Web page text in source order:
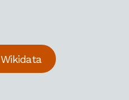
Wikidata